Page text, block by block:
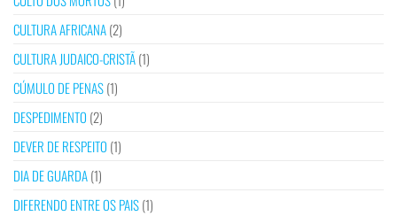
CULTURA AFRICANA(2)
CULTURA JUDAICO-CRISTÃ(1)
CÚMULO DE PENAS(1)
DESPEDIMENTO (2)
DEVER DE RESPEITO (1)
DIA DE GUARDA(1)
DIFERENDO ENTRE OS PAIS(1)